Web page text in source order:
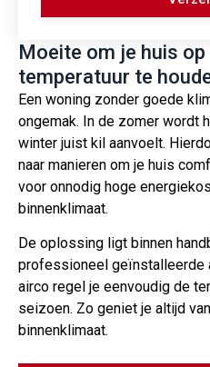
Moeite om je huis
temperatuur te
Een woning zonder goede
ongemak. In de zomer wordt
winter juist kil aanvoelt.
naar manieren om je huis
voor onnodig hoge
binnenklimaat.
De oplossing ligt binnen
professioneel geïnstalleerde
airco regel je eenvoudig de
seizoen. Zo geniet je altijd
binnenklimaat.